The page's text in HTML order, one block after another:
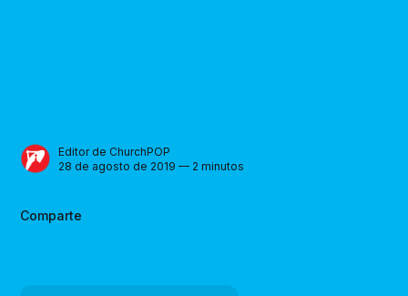
Editor de ChurchPOP
28 de agosto de 2019 — 2 minutos
Comparte